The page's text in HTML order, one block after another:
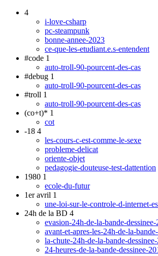
4
i-love-csharp
pc-steampunk
bonne-annee-2023
ce-que-les-etudiant.e.s-entendent
#code 1
auto-troll-90-pourcent-des-cas
#debug 1
auto-troll-90-pourcent-des-cas
#troll 1
auto-troll-90-pourcent-des-cas
(co+t)* 1
cot
-18 4
les-cours-c-est-comme-le-sexe
probleme-delicat
oriente-objet
pedagogie-douteuse-test-dattention
1980 1
ecole-du-futur
1er avril 1
une-loi-sur-le-controle-d-internet-
24h de la BD 4
evasion-24h-de-la-bande-
avant-et-apres-les-24h-de-la-
la-chute-24h-de-la-bande-
24-heures-de-la-bande-dessinee-